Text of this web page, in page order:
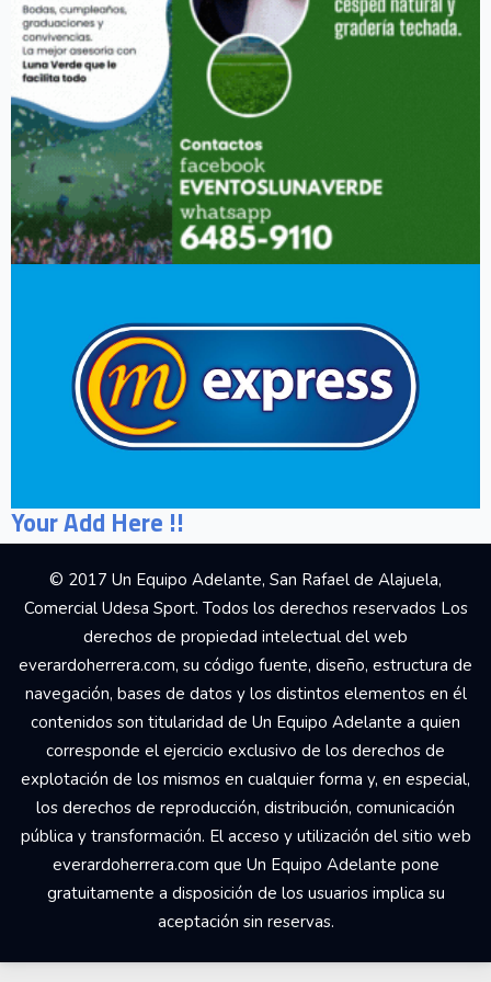
Your Add Here !!
© 2017 Un Equipo Adelante, San Rafael de Alajuela,
Comercial Udesa Sport. Todos los derechos reservados Los
derechos de propiedad intelectual del web
everardoherrera.com, su código fuente, diseño, estructura de
navegación, bases de datos y los distintos elementos en él
contenidos son titularidad de Un Equipo Adelante a quien
corresponde el ejercicio exclusivo de los derechos de
explotación de los mismos en cualquier forma y, en especial,
los derechos de reproducción, distribución, comunicación
pública y transformación. El acceso y utilización del sitio web
everardoherrera.com que Un Equipo Adelante pone
gratuitamente a disposición de los usuarios implica su
aceptación sin reservas.